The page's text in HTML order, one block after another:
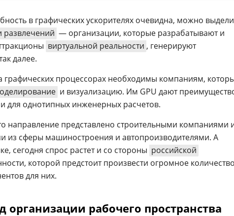
в графических ускорителях очевидна, можно
развлечений — организации, которые разрабатывают и
виртуальной реальности , генерируют
далее.
графических процессорах необходимы компаниям,
и визуализацию. Им GPU дают
для однотипных инженерных расчетов.
направление представлено строительными компаниями
из сферы машиностроения и автопроизводителями. А
сегодня спрос растет и со стороны российской
которой предстоит произвести огромное
для них.
организации рабочего пространства